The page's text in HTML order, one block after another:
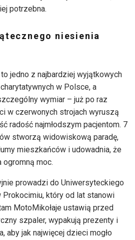
potrzebna.
niesienia
jedno z najbardziej wyjątkowych
w Polsce, a
wymiar – już po raz
w czerwonych strojach wyruszą
radość najmłodszym pacjentom. 7
stworzą widowiskową paradę,
mieszkańców i udowadnia, że
ogromną moc.
prowadzi do Uniwersyteckiego
który od lat stanowi
MotoMikołaje ustawią przed
szpaler, wypakują prezenty i
aby jak najwięcej dzieci mogło